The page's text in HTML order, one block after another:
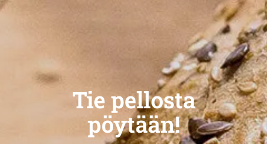
Tie pellosta
pöytään!